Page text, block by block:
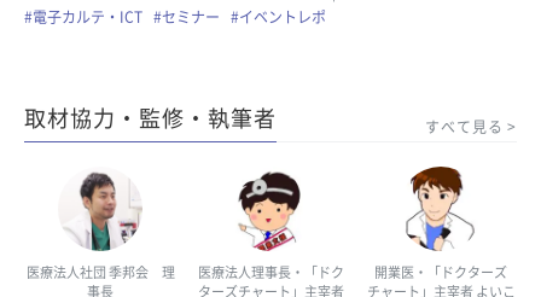
#電子カルテ・ICT
#セミナー #イベントレポ
取材協力・監修・執筆者 すべて見る
医療法人社団 季邦会 理
事長
医療法人理事長・「ドク
ターズチャート」主宰者
開業医・「ドクターズ
チャート」主宰者 よいこ